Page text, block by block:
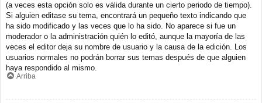
(a veces esta opción solo es válida durante un cierto periodo de tiempo).
Si alguien editase su tema, encontrará un pequeño texto indicando que
ha sido modificado y las veces que lo ha sido. No aparece si fue un
moderador o la administración quién lo editó, aunque la mayoría de las
veces el editor deja su nombre de usuario y la causa de la edición. Los
usuarios normales no podrán borrar sus temas después de que alguien
haya respondido al mismo.
Arriba